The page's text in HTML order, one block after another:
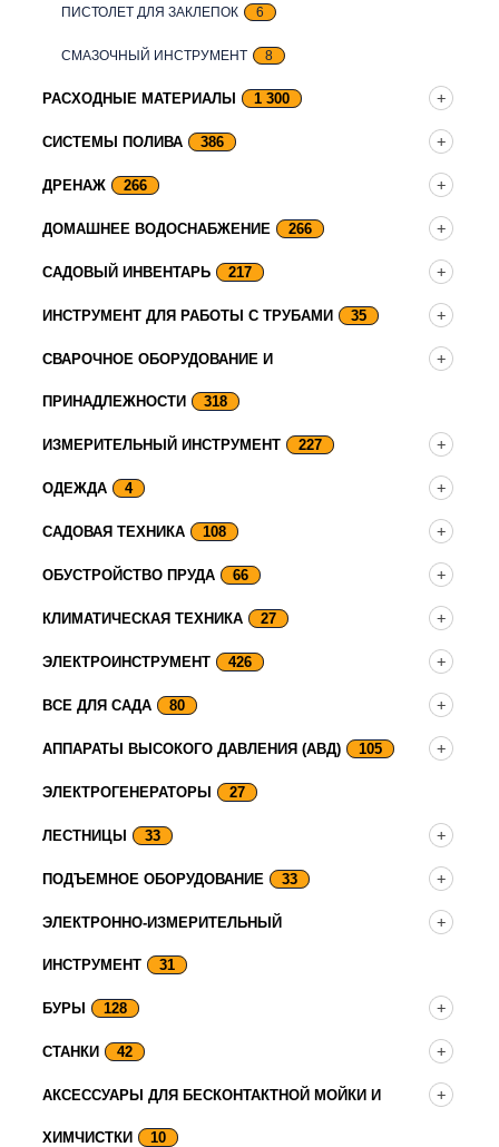
ПИСТОЛЕТ ДЛЯ ЗАКЛЕПОК 6
СМАЗОЧНЫЙ ИНСТРУМЕНТ 8
РАСХОДНЫЕ МАТЕРИАЛЫ 1 300
СИСТЕМЫ ПОЛИВА 386
ДРЕНАЖ 266
ДОМАШНЕЕ ВОДОСНАБЖЕНИЕ 266
САДОВЫЙ ИНВЕНТАРЬ 217
ИНСТРУМЕНТ ДЛЯ РАБОТЫ С ТРУБАМИ 35
СВАРОЧНОЕ ОБОРУДОВАНИЕ И
ПРИНАДЛЕЖНОСТИ 318
ИЗМЕРИТЕЛЬНЫЙ ИНСТРУМЕНТ 227
ОДЕЖДА 4
САДОВАЯ ТЕХНИКА 108
ОБУСТРОЙСТВО ПРУДА 66
КЛИМАТИЧЕСКАЯ ТЕХНИКА 27
ЭЛЕКТРОИНСТРУМЕНТ 426
ВСЕ ДЛЯ САДА 80
АППАРАТЫ ВЫСОКОГО ДАВЛЕНИЯ (АВД) 105
ЭЛЕКТРОГЕНЕРАТОРЫ 27
ЛЕСТНИЦЫ 33
ПОДЪЕМНОЕ ОБОРУДОВАНИЕ 33
ЭЛЕКТРОННО-ИЗМЕРИТЕЛЬНЫЙ
ИНСТРУМЕНТ 31
БУРЫ 128
СТАНКИ 42
АКСЕССУАРЫ ДЛЯ БЕСКОНТАКТНОЙ МОЙКИ И
ХИМЧИСТКИ 10